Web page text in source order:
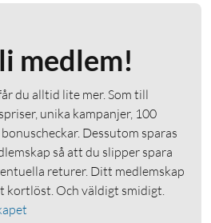
medlem!
du alltid lite mer. Som till
unika kampanjer, 100
Dessutom sparas
så att du slipper spara
returer. Ditt medlemskap
kortlöst. Och väldigt smidigt.